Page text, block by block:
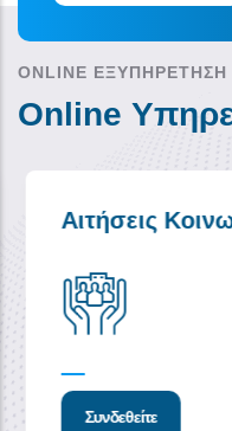
ONLINE ΕΞΥΠΗΡΕΤΗΣΗ
Online
Αιτήσεις
Συνδεθείτε